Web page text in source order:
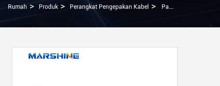
Rumah > Produk > Perangkat Pengepakan Kabel > Panjang Tali Kawat Manual Ratchet Kabel Puller Untuk Lifting Halus Dan Menarik